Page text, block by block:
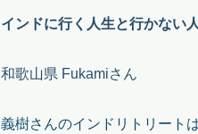
インドに行く人生と行かない
和歌山県 Fukamiさん
義樹さんのインドリトリート